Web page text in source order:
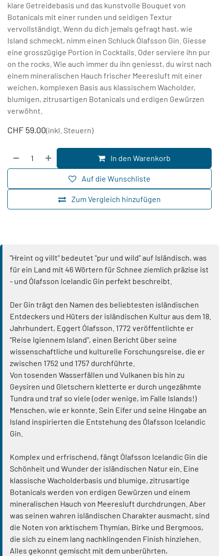
klare Getreidebasis und das kunstvolle Bouquet von
Botanicals mit einer runden und seidigen Textur
vervollständigt. Wenn du dich jemals gefragt hast, wie
Island schmeckt, nimm einen Schluck Ólafsson Gin. Giesse
eine grosszügige Portion in Cocktails. Oder serviere ihn pur
on the rocks. Wie auch immer du ihn geniesst, du wirst nach
einem mineralischen Hauch frischer Meeresluft mit einer
weichen, komplexen Basis aus klassischem Wacholder,
blumigen, zitrusartigen Botanicals und erdigen Gewürzen
verwöhnt.
CHF 59.00(inkl. Steuern)
In den Warenkorb
Zum Vergleich hinzufügen
Auf die Wunschliste
"Hreint og villt" bedeutet "pur und wild" auf Isländisch, was
für ein Land mit 46 Wörtern für Schnee ziemlich präzise ist
- und Ólafsson Icelandic Gin perfekt beschreibt.
Der Gin trägt den Namen des beliebtesten isländischen
Entdeckers und Hüters der isländischen Kultur aus dem 18.
Jahrhundert, Eggert Ólafsson. 1772 veröffentlichte er
"Reise Igiennem Island", einen Bericht über seine
wissenschaftliche und kulturelle Forschungsreise, die er
zwischen 1752 und 1757 durchführte.
Von tosenden Wasserfällen und Vulkanen bis hin zu
Geysiren und Gletschern kletterte er durch ungezähmte
Tundra und traf so viele (oder wenige, im Falle Islands!)
Menschen, wie er konnte. Sein Eifer und seine Hingabe an
Island inspirierten die Entstehung des Ólafsson Icelandic
Gin.
Komplex und erfrischend, fängt Ólafsson Icelandic Gin die
Schönheit und Wunder der isländischen Natur ein. Eine
klassische Wacholderbasis und blumige, zitrusartige
Botanicals werden von erdigen Gewürzen und einem
mineralischen Hauch von Meeresluft durchdrungen. Aber
was seinen wahren isländischen Charakter ausmacht, sind
die Noten von arktischem Thymian, Birke und Bergmoos,
die sich zu einem lang nachklingenden Finish hinziehen.
Alles gekonnt gemischt mit dem unberührten,